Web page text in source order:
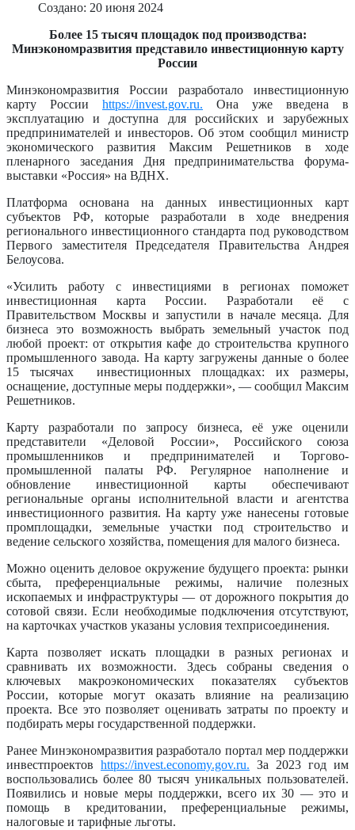
Создано: 20 июня 2024
Более 15 тысяч площадок под производства:
Минэкономразвития представило инвестиционную карту
России
Минэкономразвития России разработало инвестиционную
карту России https://invest.gov.ru. Она уже введена в
эксплуатацию и доступна для российских и зарубежных
предпринимателей и инвесторов. Об этом сообщил министр
экономического развития Максим Решетников в ходе
пленарного заседания Дня предпринимательства форума-
выставки «Россия» на ВДНХ.
Платформа основана на данных инвестиционных карт
субъектов РФ, которые разработали в ходе внедрения
регионального инвестиционного стандарта под руководством
Первого заместителя Председателя Правительства Андрея
Белоусова.
«Усилить работу с инвестициями в регионах поможет
инвестиционная карта России. Разработали её с
Правительством Москвы и запустили в начале месяца. Для
бизнеса это возможность выбрать земельный участок под
любой проект: от открытия кафе до строительства крупного
промышленного завода. На карту загружены данные о более
15 тысячах инвестиционных площадках: их размеры,
оснащение, доступные меры поддержки», — сообщил Максим
Решетников.
Карту разработали по запросу бизнеса, её уже оценили
представители «Деловой России», Российского союза
промышленников и предпринимателей и Торгово-
промышленной палаты РФ. Регулярное наполнение и
обновление инвестиционной карты обеспечивают
региональные органы исполнительной власти и агентства
инвестиционного развития. На карту уже нанесены готовые
промплощадки, земельные участки под строительство и
ведение сельского хозяйства, помещения для малого бизнеса.
Можно оценить деловое окружение будущего проекта: рынки
сбыта, преференциальные режимы, наличие полезных
ископаемых и инфраструктуры — от дорожного покрытия до
сотовой связи. Если необходимые подключения отсутствуют,
на карточках участков указаны условия техприсоединения.
Карта позволяет искать площадки в разных регионах и
сравнивать их возможности. Здесь собраны сведения о
ключевых макроэкономических показателях субъектов
России, которые могут оказать влияние на реализацию
проекта. Все это позволяет оценивать затраты по проекту и
подбирать меры государственной поддержки.
Ранее Минэкономразвития разработало портал мер поддержки
инвестпроектов https://invest.economy.gov.ru. За 2023 год им
воспользовались более 80 тысяч уникальных пользователей.
Появились и новые меры поддержки, всего их 30 — это и
помощь в кредитовании, преференциальные режимы,
налоговые и тарифные льготы.